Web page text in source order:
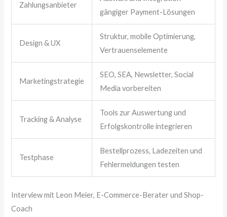
Zahlungsanbieter
gängiger Payment-Lösungen
Design & UX
Struktur, mobile Optimierung,
Vertrauenselemente
Marketingstrategie
SEO, SEA, Newsletter, Social
Media vorbereiten
Tracking & Analyse
Tools zur Auswertung und
Erfolgskontrolle integrieren
Testphase
Bestellprozess, Ladezeiten und
Fehlermeldungen testen
Interview mit Leon Meier, E-Commerce-Berater und Shop-
Coach